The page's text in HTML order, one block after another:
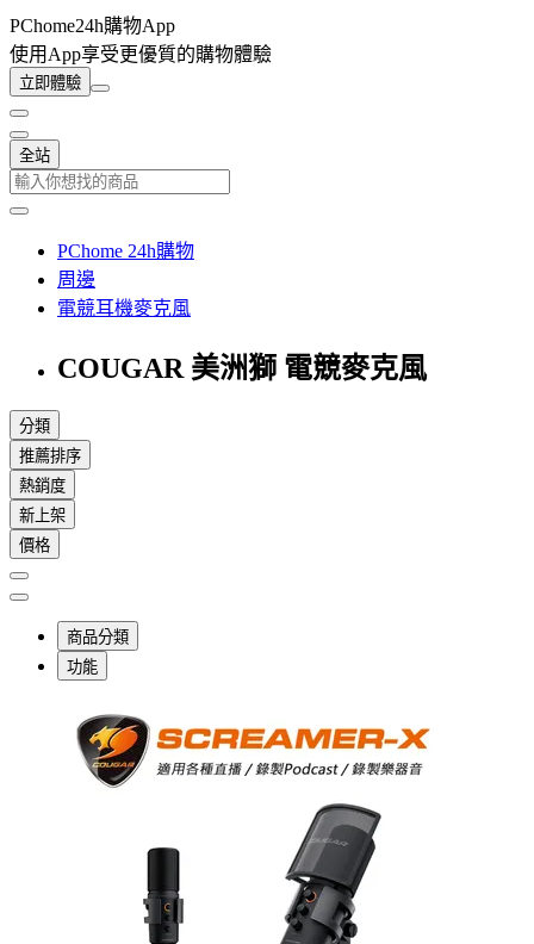
PChome24h購物App
使用App享受更優質的購物體驗
立即體驗
全站
PChome 24h購物
周邊
電競耳機麥克風
COUGAR 美洲獅 電競麥克風
分類
推薦排序
熱銷度
新上架
價格
商品分類
功能